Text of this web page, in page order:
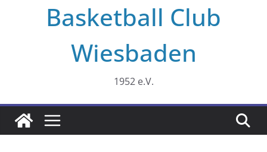
Basketball Club
Wiesbaden
1952 e.V.